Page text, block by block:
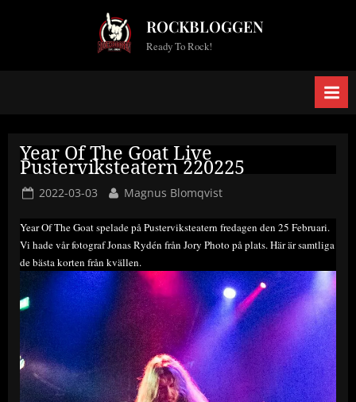
ROCKBLOGGEN
Ready To Rock!
Year Of The Goat Live
Pusterviksteatern 220225
Posted
2022-03-03 By
Magnus Blomqvist
Year Of The Goat spelade på Pusterviksteatern fredagen den 25 Februari.
Vi hade vår fotograf Jonas Rydén från Jory Photo på plats. Här är samtliga
de bästa korten från kvällen.